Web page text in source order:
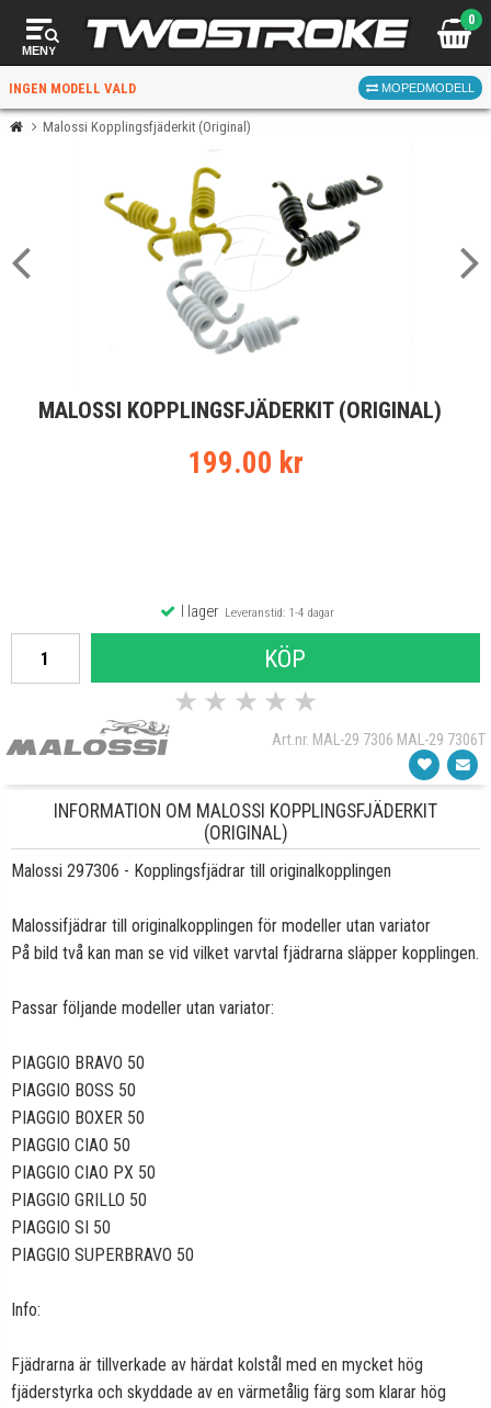
MENY
0
INGEN MODELL VALD MOPEDMODELL
VÄLJ MOPED FÖR RÄTT DELAR
När du valt kommer butiken visa delar för vald moped
Malossi Kopplingsfjäderkit (Original)
MALOSSI KOPPLINGSFJÄDERKIT (ORIGINAL)
199.00 kr
I lagerLeveranstid: 1-4 dagar
KÖP
★ ★ ★ ★ ★
Art.nr. MAL-29 7306 MAL-29 7306T
INFORMATION OM MALOSSI KOPPLINGSFJÄDERKIT
(ORIGINAL)
Malossi 297306 - Kopplingsfjädrar till originalkopplingen
Malossifjädrar till originalkopplingen för modeller utan variator
På bild två kan man se vid vilket varvtal fjädrarna släpper kopplingen.
Passar följande modeller utan variator:
PIAGGIO BRAVO 50
PIAGGIO BOSS 50
PIAGGIO BOXER 50
PIAGGIO CIAO 50
PIAGGIO CIAO PX 50
PIAGGIO GRILLO 50
PIAGGIO SI 50
PIAGGIO SUPERBRAVO 50
Info:
Fjädrarna är tillverkade av härdat kolstål med en mycket hög
fjäderstyrka och skyddade av en värmetålig färg som klarar hög